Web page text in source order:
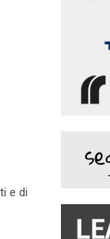
e di